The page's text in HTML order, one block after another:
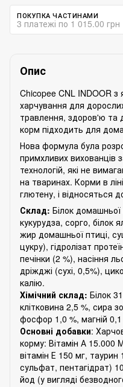
ПОКУПКА ЧАСТИНАМИ
3 платежі по 1 015.00 грн
Опис
Chicopee CNL INDOOR
харчування для
травлення, здоров'ю та
корм підходить для
Нова формула була
примхливих вихованців
технологій, які не
на тваринах. Корми в
глютену, і відносяться
Склад: Білок домашньої
кукурудза, сорго, білок
жир домашньої птиці,
цукру), гідролізат
печінки (2 %), насіння
дріжджі (сухі, 0,5%),
калію.
Хімічний склад: Білок
клітковина 2,5 %, сира
фосфор 1,0 %, магній 0,1
Основні добавки:
корму: Вітамін А 15.000
вітамін Е 150 мг, таурин
сульфат, пентагідрат)
йод (у вигляді